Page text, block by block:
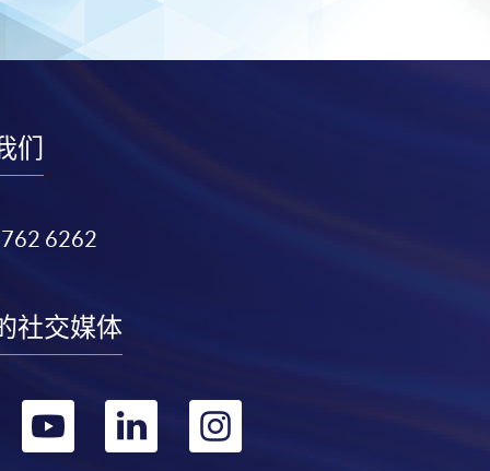
们
6262
社交媒体
转 转 转